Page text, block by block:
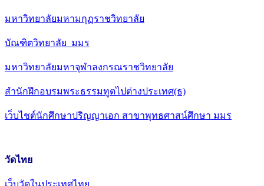
มหาวิทยาลัยมหามกุฏราชวิทยาลัย
บัณฑิตวิทยาลัย มมร
มหาวิทยาลัยมหาจุฬาลงกรณราชวิทยาลัย
สำนักฝึกอบรมพระธรรมทูตไปต่างประเทศ(ธ)
เว็บไชต์นักศึกษาปริญญาเอก สาขาพุทธศาสน์ศึกษา มมร
วัดไทย
เว็บวัดในประเทศไทย